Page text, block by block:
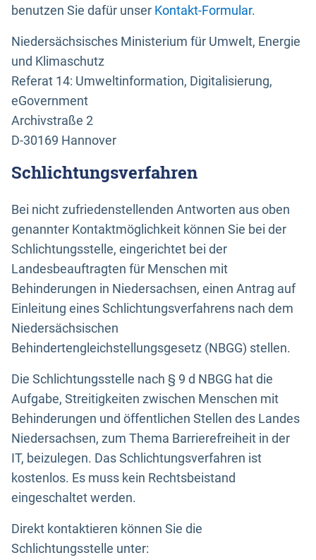
benutzen Sie dafür unser Kontakt-Formular.
Niedersächsisches Ministerium für Umwelt, Energie
und Klimaschutz
Referat 14: Umweltinformation, Digitalisierung,
eGovernment
Archivstraße 2
D-30169 Hannover
Schlichtungsverfahren
Bei nicht zufriedenstellenden Antworten aus oben
genannter Kontaktmöglichkeit können Sie bei der
Schlichtungsstelle, eingerichtet bei der
Landesbeauftragten für Menschen mit
Behinderungen in Niedersachsen, einen Antrag auf
Einleitung eines Schlichtungsverfahrens nach dem
Niedersächsischen
Behindertengleichstellungsgesetz (NBGG) stellen.
Die Schlichtungsstelle nach § 9 d NBGG hat die
Aufgabe, Streitigkeiten zwischen Menschen mit
Behinderungen und öffentlichen Stellen des Landes
Niedersachsen, zum Thema Barrierefreiheit in der
IT, beizulegen. Das Schlichtungsverfahren ist
kostenlos. Es muss kein Rechtsbeistand
eingeschaltet werden.
Direkt kontaktieren können Sie die
Schlichtungsstelle unter: